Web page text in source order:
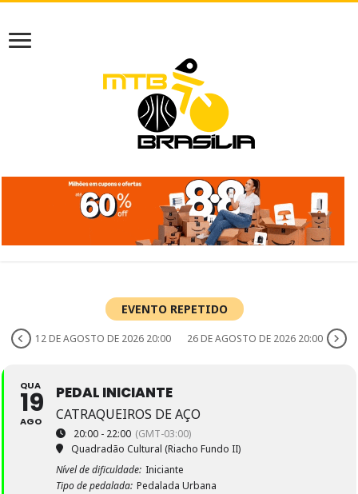
EVENTO REPETIDO
12 DE AGOSTO DE 2026 20:00 26 DE AGOSTO DE 2026 20:00
QUA
19
AGO
PEDAL INICIANTE
CATRAQUEIROS DE AÇO
20:00 - 22:00 (GMT-03:00)
Quadradão Cultural (Riacho Fundo II)
Nível de dificuldade: Iniciante
Tipo de pedalada: Pedalada Urbana